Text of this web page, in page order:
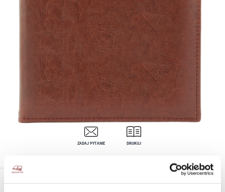
ZADAJ PYTANIE DRUKUJ